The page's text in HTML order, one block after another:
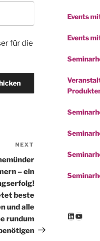
für die
Post
NEXT
– ein
beste
und alle
rundum
Events
Events
LinkedIn